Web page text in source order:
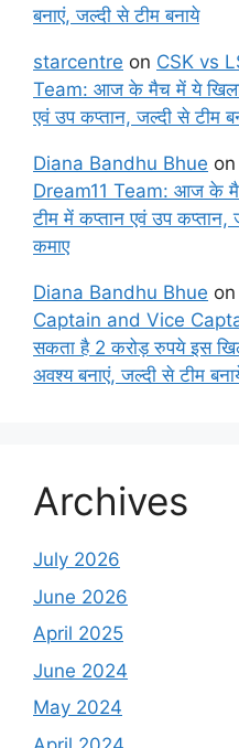
बनाएं, जल्दी से टीम बनाये
starcentre on CSK vs
Team: आज के मैच में ये
एवं उप कप्तान, जल्दी से टीम
Diana Bandhu Bhue on
Dream11 Team: आज के
टीम में कप्तान एवं उप कप्तान,
कमाए
Diana Bandhu Bhue on
Captain and Vice
सकता है 2 करोड़ रुपये इस
अवश्य बनाएं, जल्दी से टीम
Archives
July 2026
June 2026
April 2025
June 2024
May 2024